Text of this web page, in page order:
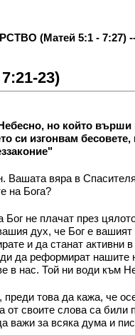
(Матей 5:1 -
23)
но който
си изгонвам
вяра в
на Бога?
не плачат през
дух, че Бог е
и да станат
да реформират
нас. Той ни води към
това да кажа, че
своите слова са
важи за всяка дума и